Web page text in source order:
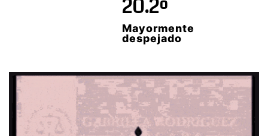
20.2º
Mayormente
despejado